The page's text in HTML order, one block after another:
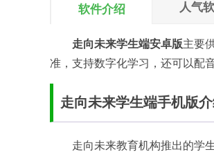
软件介绍 人气
走向未来学生端安卓版主要
准，支持数字化学习，还可以配
走向未来学生端手机版
走向未来教育机构推出的学